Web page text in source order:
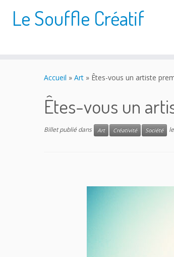
Le Souffle Créatif
Accueil » Art » Êtes-vous un artiste
Êtes-vous un
Billet publié dans Art Créativité Société le